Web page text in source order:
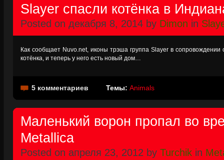
Slayer спасли котёнка в
Posted on декабря 8, 2014 by Dimon in
Как сообщает Nuvo.net, иконы трэша группа Slayer в
котёнка, и теперь у него есть новый дом…
5 комментариев Темы: Animals
Маленький ворон пропал во
Metallica
Posted on апреля 23, 2012 by Turchik in